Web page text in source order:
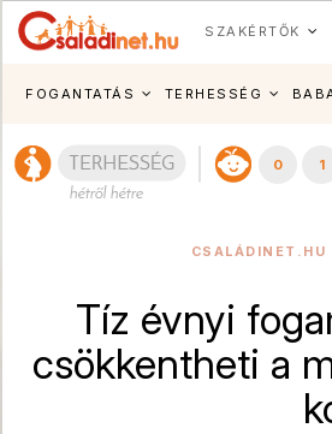
SZAKÉRTŐK
FOGANTATÁS TERHESSÉG
0 1
CSALÁDINET.HU
Tíz évnyi
csökkentheti a